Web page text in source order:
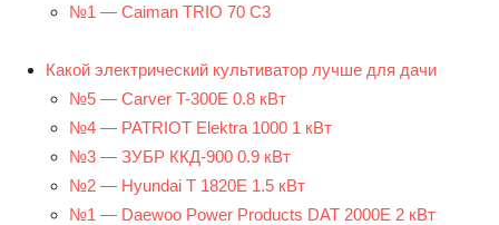
№1 — Caiman TRIO 70 C3
Какой электрический культиватор лучше для дачи
№5 — Carver T-300E 0.8 кВт
№4 — PATRIOT Elektra 1000 1 кВт
№3 — ЗУБР ККД-900 0.9 кВт
№2 — Hyundai T 1820E 1.5 кВт
№1 — Daewoo Power Products DAT 2000E 2 кВт